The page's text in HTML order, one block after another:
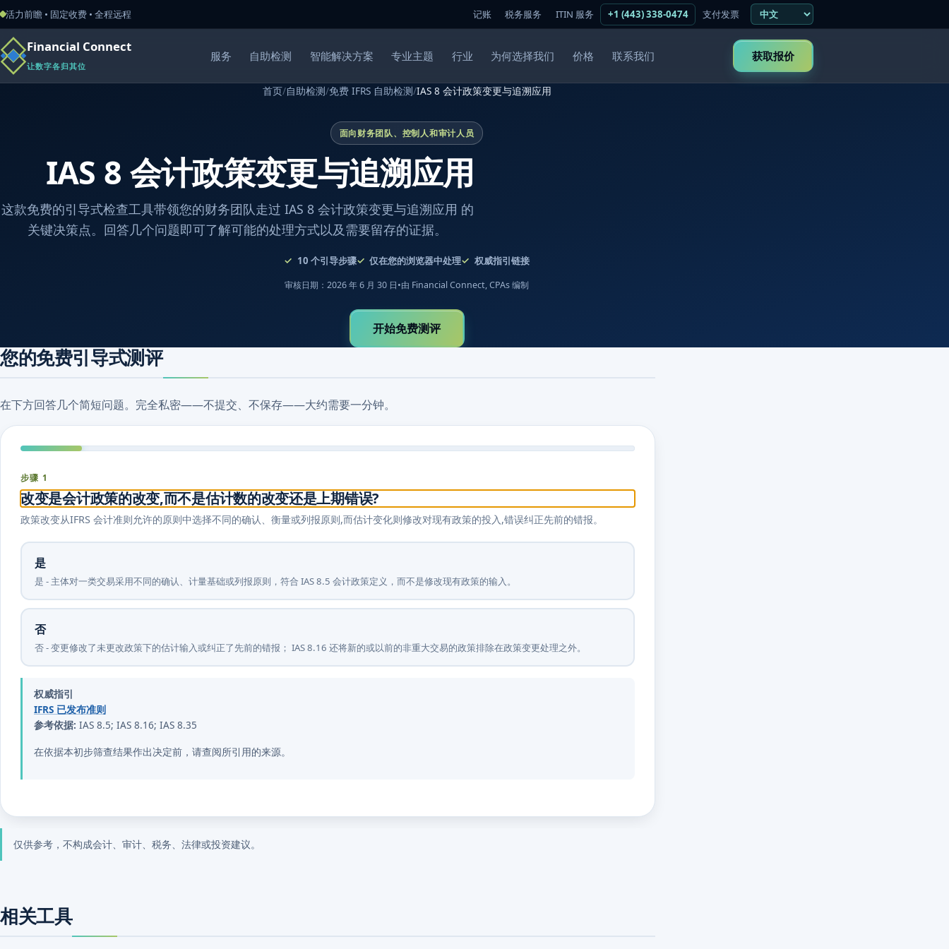
活力前瞻 • 固定收费 • 全程远程 记账 税务服务 ITIN 服务 +1 (443) 338-0474 支付发票
Financial Connect
让数字各归其位
服务 自助检测 智能解决方案 专业主题 行业 为何选择我们 价格 联系我们 获取报价
首页/自助检测/免费 IFRS 自助检测/IAS 8 会计政策变更与追溯应用
面向财务团队、控制人和审计人员
IAS 8 会计政策变更与追溯应用
这款免费的引导式检查工具带领您的财务团队走过 IAS 8 会计政策变更与追溯应用 的
关键决策点。回答几个问题即可了解可能的处理方式以及需要留存的证据。
10 个引导步骤 仅在您的浏览器中处理 权威指引链接
审核日期：2026 年 6 月 30 日•由 Financial Connect, CPAs 编制
开始免费测评
您的免费引导式测评
在下方回答几个简短问题。完全私密——不提交、不保存——大约需要一分钟。
步骤 1
改变是会计政策的改变,而不是估计数的改变还是上期错误?
政策改变从IFRS 会计准则允许的原则中选择不同的确认、衡量或列报原则,而估计变化则修改对现有政策的投入,错误纠正先前的错报。
是
是 - 主体对一类交易采用不同的确认、计量基础或列报原则，符合 IAS 8.5 会计政策定义，而不是修改现有政策的输入。
否
否 - 变更修改了未更改政策下的估计输入或纠正了先前的错报； IAS 8.16 还将新的或以前的非重大交易的政策排除在政策变更处理之外。
权威指引
IFRS 已发布准则
参考依据: IAS 8.5; IAS 8.16; IAS 8.35
在依据本初步筛查结果作出决定前，请查阅所引用的来源。
仅供参考，不构成会计、审计、税务、法律或投资建议。
相关工具